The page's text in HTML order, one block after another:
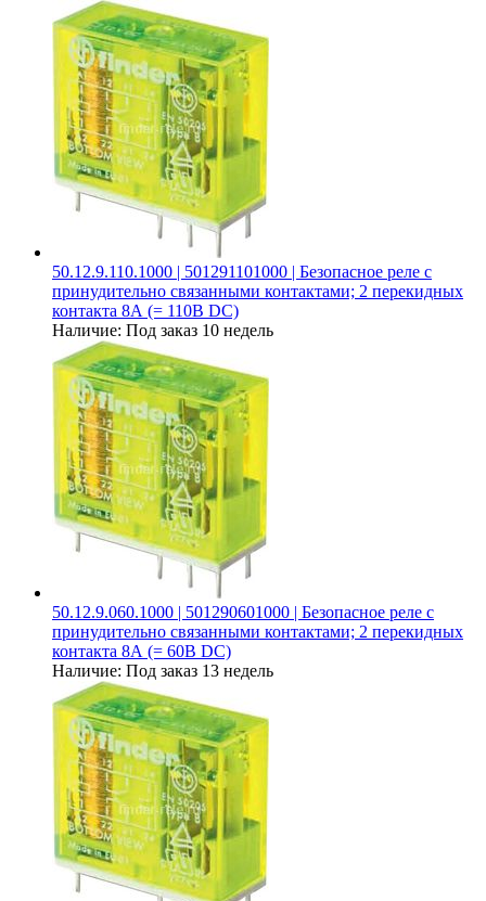
50.12.9.110.1000 | 501291101000 | Безопасное реле с
принудительно связанными контактами; 2 перекидных
контакта 8А (= 110В DC)
Наличие: Под заказ 10 недель
50.12.9.060.1000 | 501290601000 | Безопасное реле с
принудительно связанными контактами; 2 перекидных
контакта 8А (= 60В DC)
Наличие: Под заказ 13 недель